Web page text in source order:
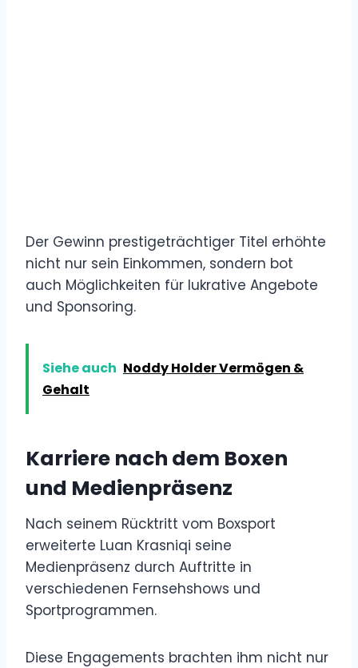
Der Gewinn prestigeträchtiger Titel erhöhte
nicht nur sein Einkommen, sondern bot
auch Möglichkeiten für lukrative Angebote
und Sponsoring.
Siehe auch Noddy Holder Vermögen &
Gehalt
Karriere nach dem Boxen
und Medienpräsenz
Nach seinem Rücktritt vom Boxsport
erweiterte Luan Krasniqi seine
Medienpräsenz durch Auftritte in
verschiedenen Fernsehshows und
Sportprogrammen.
Diese Engagements brachten ihm nicht nur